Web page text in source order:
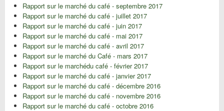
Rapport sur le marché du café - septembre 2017
Rapport sur le marché du café - juillet 2017
Rapport sur le marché du café - juin 2017
Rapport sur le marché du café - mai 2017
Rapport sur le marché du café - avril 2017
Rapport sur le marché du Café - mars 2017
Rapport sur le marchédu café - février 2017
Rapport sur le marché du café - janvier 2017
Rapport sur le marché du café - décembre 2016
Rapport sur le marché du café - novembre 2016
Rapport sur le marché du café - octobre 2016